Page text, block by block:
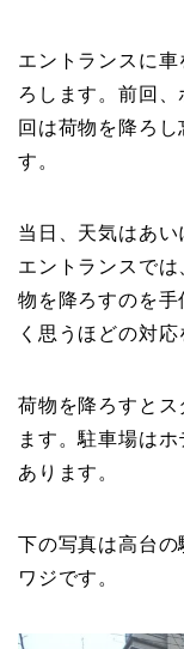
エントランスに
ろします。前回
回は荷物を降ろ
す。
当日、天気はあい
エントランスで
物を降ろすのを
く思うほどの対応
荷物を降ろすと
ます。駐車場は
あります。
下の写真は高台
ワジです。